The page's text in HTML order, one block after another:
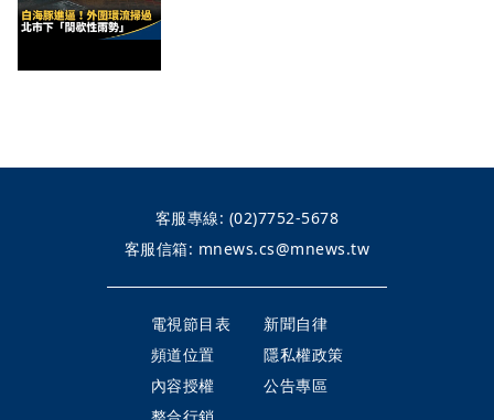
客服專線: (02)7752-5678
客服信箱: mnews.cs@mnews.tw
電視節目表
新聞自律
頻道位置
隱私權政策
內容授權
公告專區